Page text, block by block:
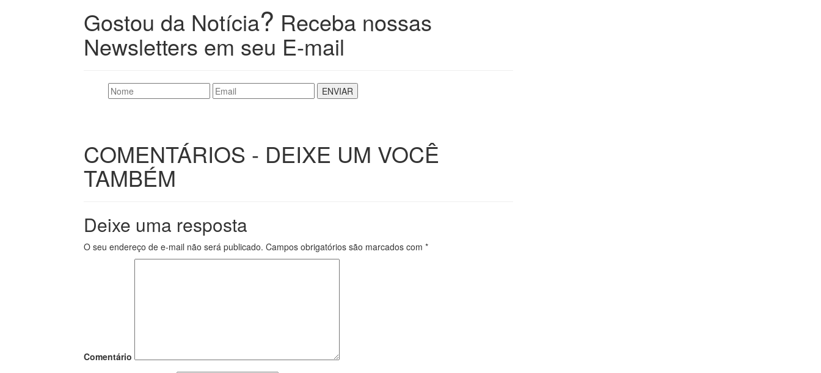
Gostou da Notícia? Receba nossas
Newsletters em seu E-mail
COMENTÁRIOS - DEIXE UM VOCÊ
TAMBÉM
Deixe uma resposta
O seu endereço de e-mail não será publicado. Campos obrigatórios são marcados com *
Comentário